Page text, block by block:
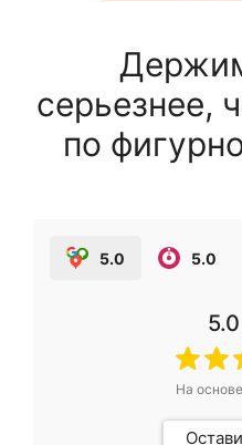
серьезнее,
по
5.0 5.0
5.0
На основе